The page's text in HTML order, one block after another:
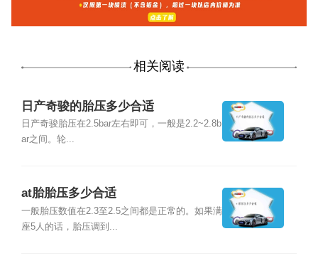
相关阅读
日产奇骏的胎压多少合适
日产奇骏胎压在2.5bar左右即可，一般是2.2~2.8b
ar之间。轮...
at胎胎压多少合适
一般胎压数值在2.3至2.5之间都是正常的。如果满
座5人的话，胎压调到...